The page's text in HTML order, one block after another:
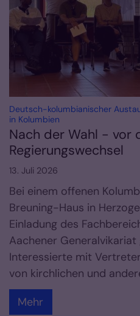
Deutsch-kolumbianischer
in Kolumbien
Nach der Wahl - vor
Regierungswechsel
13. Juli 2026
Bei einem offenen
Breuning-Haus in
Einladung des
Aachener
Interessierte mit
von kirchlichen und
Mehr